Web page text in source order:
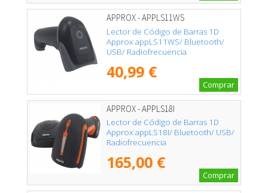
APPROX - APPLS11WS
Lector de Código de Barras 1D
Approx appLS11WS/ Bluetooth/
USB/ Radiofrecuencia
40,99 €
Comprar
APPROX - APPLS18I
Lector de Código de Barras 1D
Approx appLS18I/ Bluetooth/ USB/
Radiofrecuencia
165,00 €
Comprar